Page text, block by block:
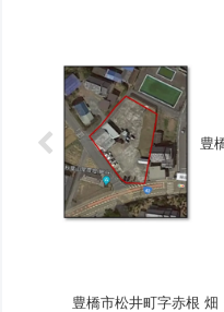
豊
豊橋市松井町字赤根 畑